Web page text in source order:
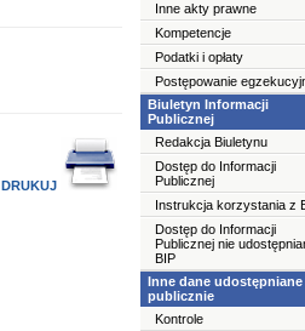
DRUKUJ
Inne akty prawne
Kompetencje
Podatki i opłaty
Postępowanie
Biuletyn Informacji
Publicznej
Redakcja Biuletynu
Dostęp do Informacji
Publicznej
Instrukcja korzystania z
Dostęp do Informacji
Publicznej nie
BIP
Inne dane udostępniane
publicznie
Kontrole